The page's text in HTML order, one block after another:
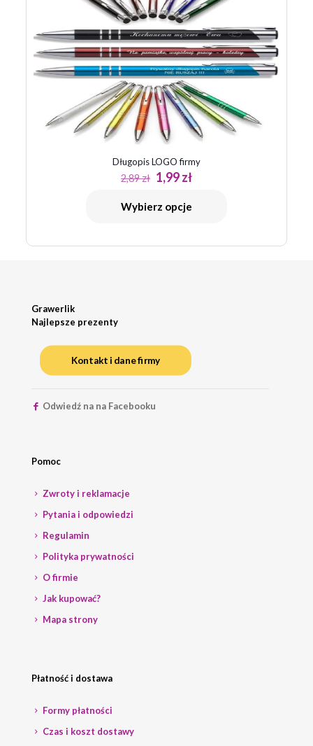
Długopis LOGO firmy
2,89zł Pierwotna
wynosiła:
2,89 zł.
1,99złAktualna
Wybierz opcje
Grawerlik
Najlepsze prezenty
Kontakt i dane firmy
Odwiedź na na Facebooku
Pomoc
Zwroty i reklamacje
Pytania i odpowiedzi
Regulamin
Polityka prywatności
O firmie
Jak kupować?
Mapa strony
Płatność i dostawa
Formy płatności
Czas i koszt dostawy